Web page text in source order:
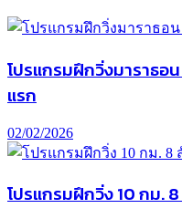
โปรแกรมฝึกวิ่งมาราธอ
แรก
02/02/2026
โปรแกรมฝึกวิ่ง 10 กม.